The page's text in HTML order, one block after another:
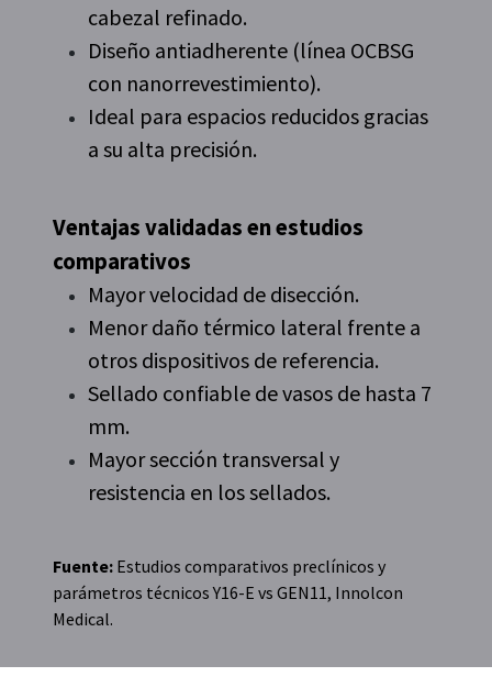
cabezal refinado.
Diseño antiadherente (línea OCBSG
con nanorrevestimiento).
Ideal para espacios reducidos gracias
a su alta precisión.
Ventajas validadas en estudios
comparativos
Mayor velocidad de disección.
Menor daño térmico lateral frente a
otros dispositivos de referencia.
Sellado confiable de vasos de hasta 7
mm.
Mayor sección transversal y
resistencia en los sellados.
Fuente: Estudios comparativos preclínicos y
parámetros técnicos Y16-E vs GEN11, Innolcon
Medical.